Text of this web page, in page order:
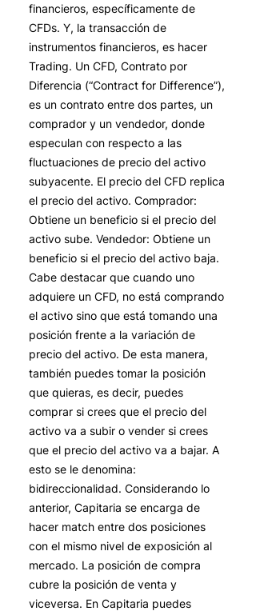
financieros, específicamente de
CFDs. Y, la transacción de
instrumentos financieros, es hacer
Trading. Un CFD, Contrato por
Diferencia (“Contract for Difference”),
es un contrato entre dos partes, un
comprador y un vendedor, donde
especulan con respecto a las
fluctuaciones de precio del activo
subyacente. El precio del CFD replica
el precio del activo. Comprador:
Obtiene un beneficio si el precio del
activo sube. Vendedor: Obtiene un
beneficio si el precio del activo baja.
Cabe destacar que cuando uno
adquiere un CFD, no está comprando
el activo sino que está tomando una
posición frente a la variación de
precio del activo. De esta manera,
también puedes tomar la posición
que quieras, es decir, puedes
comprar si crees que el precio del
activo va a subir o vender si crees
que el precio del activo va a bajar. A
esto se le denomina:
bidireccionalidad. Considerando lo
anterior, Capitaria se encarga de
hacer match entre dos posiciones
con el mismo nivel de exposición al
mercado. La posición de compra
cubre la posición de venta y
viceversa. En Capitaria puedes